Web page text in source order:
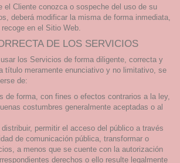
el Cliente conozca o sospeche del uso de su
deberá modificar la misma de forma inmediata,
en el Sitio Web.
DE LOS SERVICIOS
los Servicios de forma diligente, correcta y
título meramente enunciativo y no limitativo, se
de:
de forma, con fines o efectos contrarios a la ley,
costumbres generalmente aceptadas o al
distribuir, permitir el acceso del público a través
de comunicación pública, transformar o
a menos que se cuente con la autorización
derechos o ello resulte legalmente